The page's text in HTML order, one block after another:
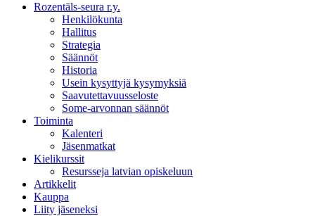
Rozentāls-seura r.y.
Henkilökunta
Hallitus
Strategia
Säännöt
Historia
Usein kysyttyjä kysymyksiä
Saavutettavuusseloste
Some-arvonnan säännöt
Toiminta
Kalenteri
Jäsenmatkat
Kielikurssit
Resursseja latvian opiskeluun
Artikkelit
Kauppa
Liity jäseneksi